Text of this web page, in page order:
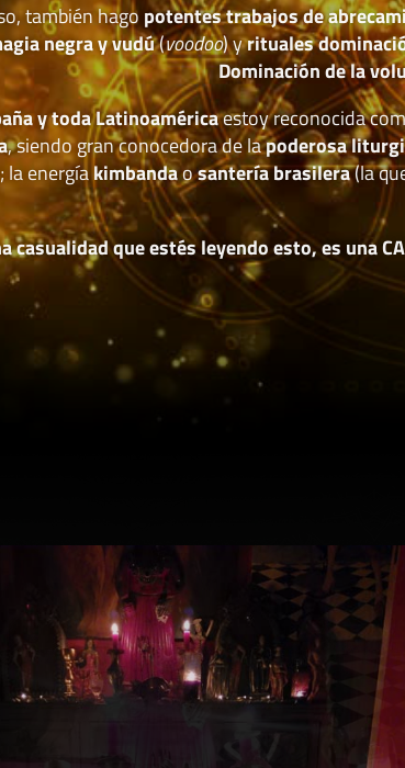
también hago potentes trabajos de
negra y vudú(voodoo) yrituales
Dominación de la
y toda Latinoaméricaestoy reconocida
, siendo gran conocedora de lapoderosa
la energíakimbandaosantería brasilera(la
casualidad que estés leyendo esto, es una